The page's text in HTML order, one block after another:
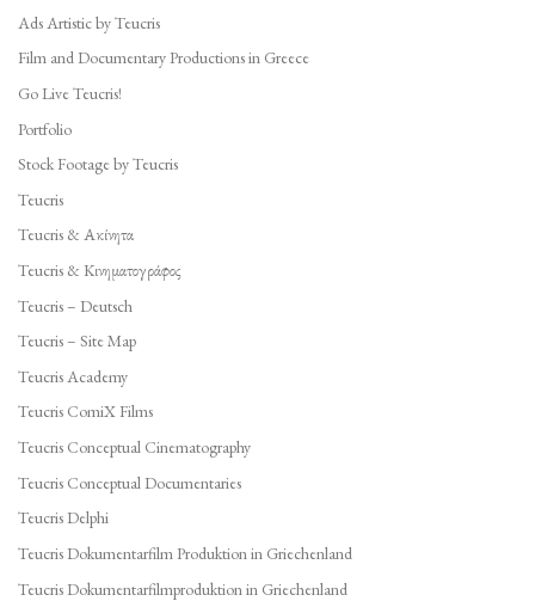
Ads Artistic by Teucris
Film and Documentary Productions in Greece
Go Live Teucris!
Portfolio
Stock Footage by Teucris
Teucris
Teucris & Ακίνητα
Teucris & Κινηματογράφος
Teucris – Deutsch
Teucris – Site Map
Teucris Academy
Teucris ComiX Films
Teucris Conceptual Cinematography
Teucris Conceptual Documentaries
Teucris Delphi
Teucris Dokumentarfilm Produktion in Griechenland
Teucris Dokumentarfilmproduktion in Griechenland